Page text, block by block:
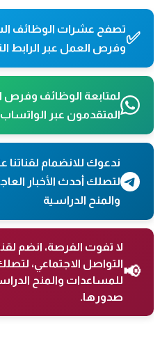
✅تصفح عشرات الوظائف
وفرص العمل عبر الرابط
لمتابعة الوظائف وفرص
المتقدمون عبر الواتساب
ندعوك للانضمام لقناتنا
لتصلك أحدث الأخبار
والمنح الدراسية
📢
لا تفوت الفرصة، انضم
التواصل الاجتماعي،
للمساعدات والمنح
صدورها.